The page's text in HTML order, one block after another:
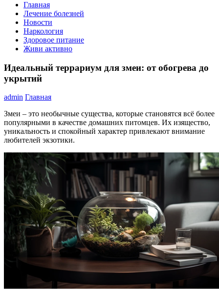
Главная
Лечение болезней
Новости
Наркология
Здоровое питание
Живи активно
Идеальный террариум для змеи: от обогрева до
укрытий
admin Главная
Змеи – это необычные существа, которые становятся всё более
популярными в качестве домашних питомцев. Их изящество,
уникальность и спокойный характер привлекают внимание
любителей экзотики.